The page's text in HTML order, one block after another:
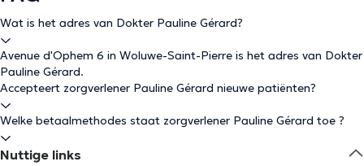
Wat is het adres van Dokter Pauline Gérard?
Avenue d'Ophem 6 in Woluwe-Saint-Pierre is het adres van Dokter
Pauline Gérard.
Accepteert zorgverlener Pauline Gérard nieuwe patiënten?
Welke betaalmethodes staat zorgverlener Pauline Gérard toe ?
Nuttige links